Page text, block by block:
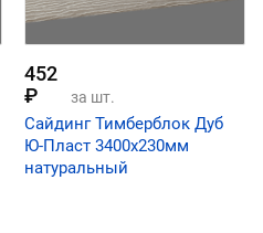
452
₽
за шт.
Сайдинг Тимберблок Дуб
Ю-Пласт 3400х230мм
натуральный